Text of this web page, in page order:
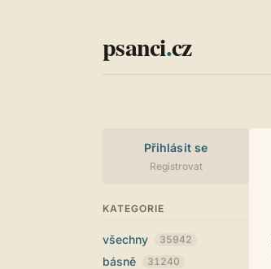
psanci.cz
Přihlásit se
Registrovat
KATEGORIE
všechny 35942
básně 31240